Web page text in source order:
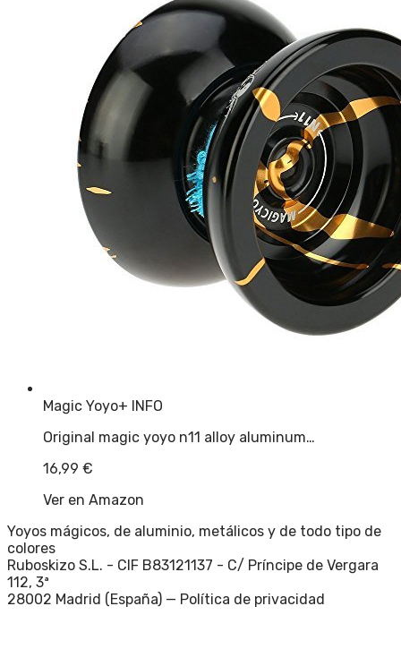
Magic Yoyo+ INFO
Original magic yoyo n11 alloy aluminum…
16,99 €
Ver en Amazon
Yoyos mágicos, de aluminio, metálicos y de todo tipo de
colores
Ruboskizo S.L. - CIF B83121137 - C/ Príncipe de Vergara
112, 3ª
28002 Madrid (España) — Política de privacidad